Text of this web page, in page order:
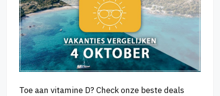
Toe aan vitamine D? Check onze beste deals